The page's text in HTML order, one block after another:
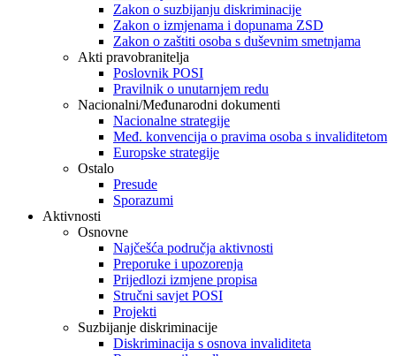
Zakon o suzbijanju diskriminacije
Zakon o izmjenama i dopunama ZSD
Zakon o zaštiti osoba s duševnim smetnjama
Akti pravobranitelja
Poslovnik POSI
Pravilnik o unutarnjem redu
Nacionalni/Međunarodni dokumenti
Nacionalne strategije
Međ. konvencija o pravima osoba s invaliditetom
Europske strategije
Ostalo
Presude
Sporazumi
Aktivnosti
Osnovne
Najčešća područja aktivnosti
Preporuke i upozorenja
Prijedlozi izmjene propisa
Stručni savjet POSI
Projekti
Suzbijanje diskriminacije
Diskriminacija s osnova invaliditeta